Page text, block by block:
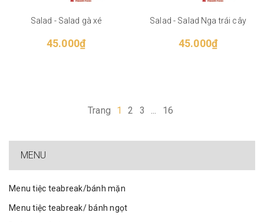
Salad - Salad gà xé
45.000₫
Salad - Salad Nga trái cây
45.000₫
Trang 1 2 3 ... 16
MENU
Menu tiệc teabreak/bánh mặn
Menu tiệc teabreak/ bánh ngọt